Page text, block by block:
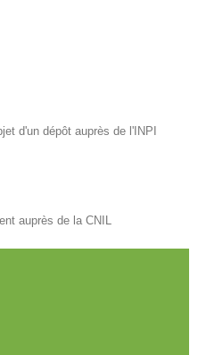
d'un dépôt auprès de l'INPI
auprès de la CNIL